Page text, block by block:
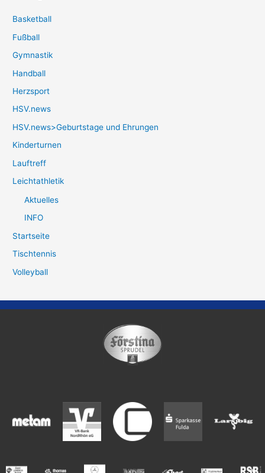
Basketball
Fußball
Gymnastik
Handball
Herzsport
HSV.news
HSV.news>Geburtstage und Ehrungen
Kinderturnen
Lauftreff
Leichtathletik
Aktuelles
INFO
Startseite
Tischtennis
Volleyball